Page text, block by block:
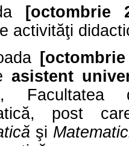
[octombrie
activităţi
asistent
post
şi